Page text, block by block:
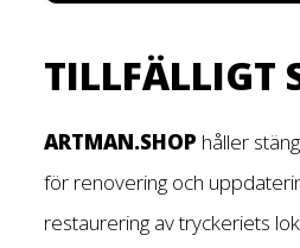
TILLFÄLLIGT
ARTMAN.SHOP håller
för renovering och
restaurering av tryckeriets